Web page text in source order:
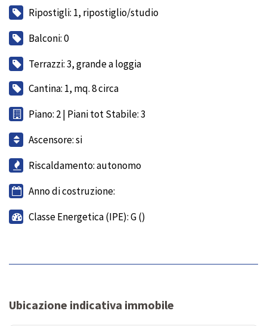
Ripostigli: 1, ripostiglio/studio
Balconi: 0
Terrazzi: 3, grande a loggia
Cantina: 1, mq. 8 circa
Piano: 2 | Piani tot Stabile: 3
Ascensore: si
Riscaldamento: autonomo
Anno di costruzione:
Classe Energetica (IPE): G ()
Ubicazione indicativa immobile